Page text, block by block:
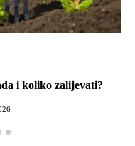
i koliko zalijevati?